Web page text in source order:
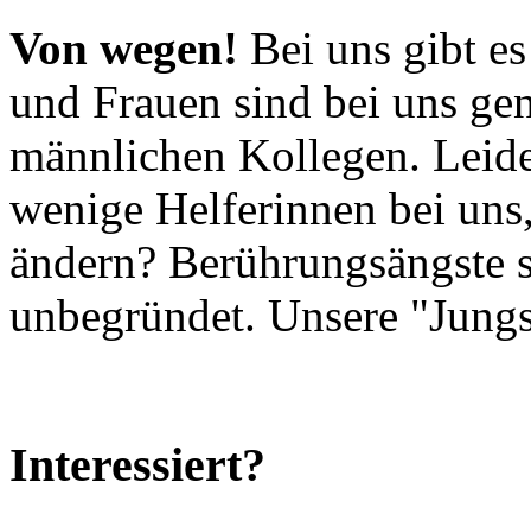
Von wegen! Bei uns gibt
und Frauen sind bei uns
männlichen Kollegen.
wenige Helferinnen bei
ändern?
unbegründet. Unsere
Interessiert?